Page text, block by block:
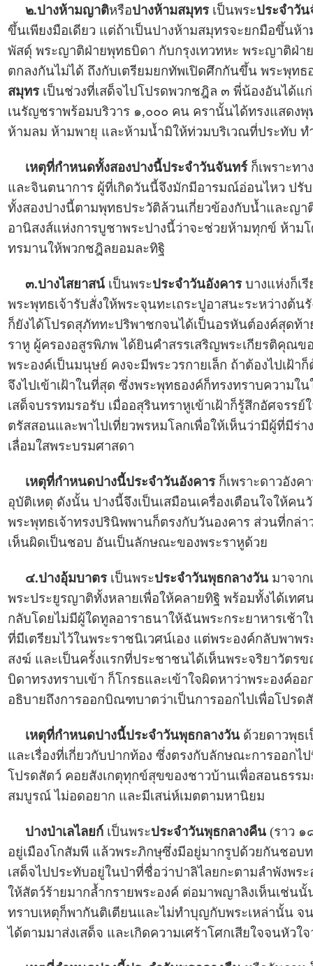
๒.ปางห้ามญาติหรือปางห้ามสมุทรเป็นพระประจำวั
ขึ้นเพียงมือเดียว แต่ถ้าเป็นปางห้ามสมุทรจะยกมือขึ้นห้
พัสดุ์ พระญาติฝ่ายพุทธบิดา กับกรุงเทวทหะ พระญาติฝ่า
ตกลงกันไม่ได้ ถึงกับเตรียมยกทัพเปิดศึกกันขึ้น พระพุท
สมุทรเป็นช่วงที่เสด็จไปโปรดพวกชฎิล ๓ พี่น้องอันได้แ
เนรัญชราพร้อมบริวาร ๑,๐๐๐ คน ครานั้นได้ทรงแสดง
ห้ามลม ห้ามพายุ และห้ามน้ำมิให้ท่วมบริเวณที่ประทับ
เหตุที่กำหนดทั้งสองปางนี้ประจำวันจันทร์ก็เพราะทา
และจินตนาการ ผู้ที่เกิดวันนี้จึงมักมีอารมณ์อ่อนไหว ปรั
ทั้งสองปางนี้ตามพุทธประวัติล้วนเกี่ยวข้องกับน้ำและญ
อานิสงส์แห่งการบูชาพระปางนี้ว่าจะช่วยห้ามทุกข์ ห้าม
ทรมานให้พวกชฎิลยอมละทิฐิ
๓.ปางไสยาสน์เป็นพระประจำวันอังคารบางแห่งก็เ
พระพุทธเจ้ารับสั่งให้พระจุนทะเถระปูอาสนะระหว่างต้
ก็ยังได้โปรดสุภัททะปริพาชกจนได้เป็นอรหันต์องค์สุดท้
ราหู ผู้ครองอสูรพิภพ ได้ยินคำสรรเสริญพระเกียรติคุณข
พระองค์เป็นมนุษย์ คงจะมีพระวรกายเล็ก ถ้าต้องไปเฝ้
จึงไปเข้าเฝ้าในที่สุด ซึ่งพระพุทธองค์ก็ทรงทราบความใ
เสด็จบรรทมรอรับ เมื่ออสุรินทราหูเข้าเฝ้าก็รู้สึกอัศจร
ตรัสสอนและพาไปเที่ยวพรหมโลกเพื่อให้เห็นว่ามีผู้ที่มี
เลื่อมใสพระบรมศาสดา
เหตุที่กำหนดปางนี้ประจำวันอังคารก็เพราะดาวอังค
อุบัติเหตุ ดังนั้น ปางนี้จึงเป็นเสมือนเครื่องเตือนใจให้ค
พระพุทธเจ้าทรงปรินิพพานก็ตรงกับวันองคาร ส่วนที่กล่
เห็นผิดเป็นชอบ อันเป็นลักษณะของพระราหูด้วย
๔.ปางอุ้มบาตรเป็นพระประจำวันพุธกลางวันมาจาก
พระประยูรญาติทั้งหลายเพื่อให้คลายทิฐิ พร้อมทั้งได้เท
กลับโดยไม่มีผู้ใดทูลอาราธนาให้ฉันพระกระยาหารเช้
ที่มีเตรียมไว้ในพระราชนิเวศน์เอง แต่พระองค์กลับพาพ
สงฆ์ และเป็นครั้งแรกที่ประชาชนได้เห็นพระจริยาวัต
บิดาทรงทราบเข้า ก็โกรธและเข้าใจผิดหาว่าพระองค์
อธิบายถึงการออกบิณฑบาตว่าเป็นการออกไปเพื่อโปร
เหตุที่กำหนดปางนี้ประจำวันพุธกลางวันด้วยดาวพุธ
และเรื่องที่เกี่ยวกับปากท้อง ซึ่งตรงกับลักษณะการออก
โปรดสัตว์ คอยสังเกตุทุกข์สุขของชาวบ้านเพื่อสอนธร
สมบูรณ์ ไม่อดอยาก และมีเสน่ห์เมตตามหานิยม
ปางป่าเลไลยก์เป็นพระประจำวันพุธกลางคืน(ราว ๑
อยู่เมืองโกสัมพี แล้วพระภิกษุซึ่งมีอยู่มากรูปด้วยกันชอบ
เสด็จไปประทับอยู่ในป่าที่ชื่อว่าปาลิไลยกะตามลำพังพ
ให้สัตว์ร้ายมากล้ำกรายพระองค์ ต่อมาพญาลิงเห็นเช่น
ทราบเหตุก็พากันติเตียนและไม่ทำบุญกับพระเหล่านั้น
ได้ตามมาส่งเสด็จ และเกิดความเศร้าโศกเสียใจจนหัว